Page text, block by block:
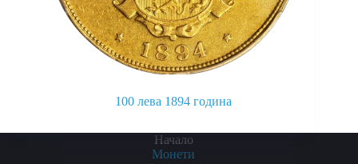
100 лева 1894 година
product
has
Начало
Монети